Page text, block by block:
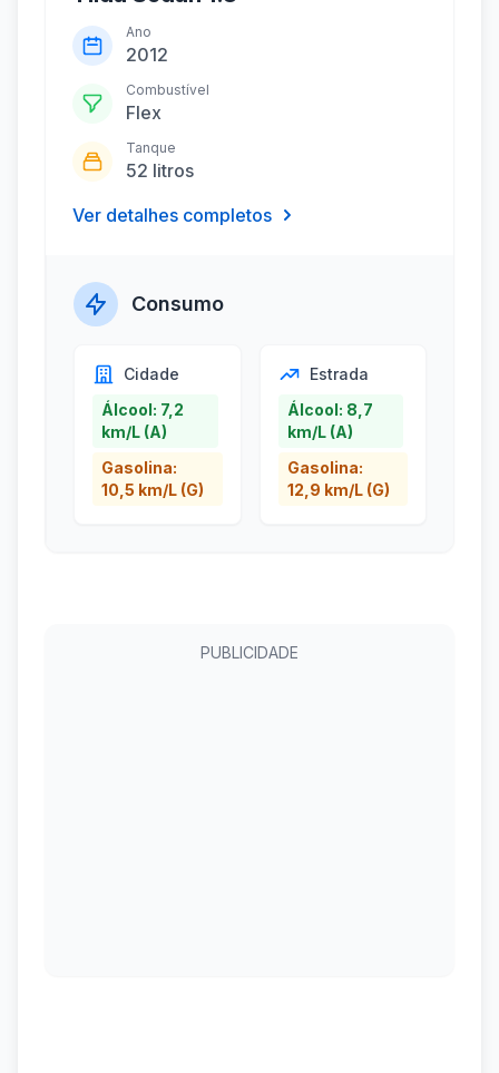
Ano
2012
Combustível
Flex
Tanque
52 litros
Ver detalhes completos
Consumo
Cidade
Álcool: 7,2
km/L (A)
Gasolina:
10,5 km/L (G)
Estrada
Álcool: 8,7
km/L (A)
Gasolina:
12,9 km/L (G)
PUBLICIDADE